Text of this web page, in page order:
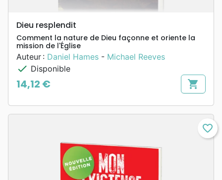
Dieu resplendit
Comment la nature de Dieu façonne et oriente la
mission de l'Église
Auteur : Daniel Hames - Michael Reeves
check Disponible
Prix
14,12 € shopping_cart
favorite_border